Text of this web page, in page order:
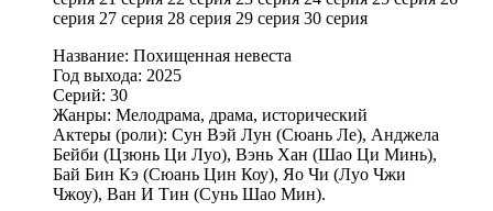
серия 27 серия 28 серия 29 серия 30 серия
Название: Похищенная невеста
Год выхода: 2025
Серий: 30
Жанры: Мелодрама, драма, исторический
Актеры (роли): Сун Вэй Лун (Сюань Ле), Анджела
Бейби (Цзюнь Ци Луо), Вэнь Хан (Шао Ци Минь),
Бай Бин Кэ (Сюань Цин Коу), Яо Чи (Луо Чжи
Чжоу), Ван И Тин (Сунь Шао Мин).